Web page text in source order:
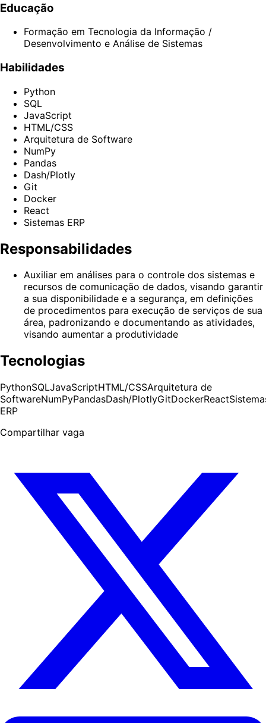
Educação
Formação em Tecnologia da Informação /
Desenvolvimento e Análise de Sistemas
Habilidades
Python
SQL
JavaScript
HTML/CSS
Arquitetura de Software
NumPy
Pandas
Dash/Plotly
Git
Docker
React
Sistemas ERP
Responsabilidades
Auxiliar em análises para o controle dos sistemas e
recursos de comunicação de dados, visando garantir
a sua disponibilidade e a segurança, em definições
de procedimentos para execução de serviços de sua
área, padronizando e documentando as atividades,
visando aumentar a produtividade
Tecnologias
PythonSQLJavaScriptHTML/CSSArquitetura de
SoftwareNumPyPandasDash/PlotlyGitDockerReact
ERP
Compartilhar vaga